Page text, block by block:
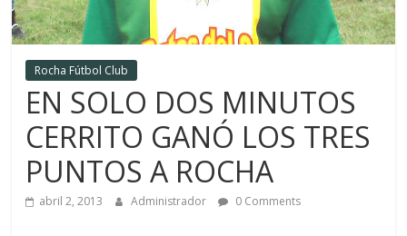
Rocha Fútbol Club
EN SOLO DOS MINUTOS
CERRITO GANÓ LOS TRES
PUNTOS A ROCHA
abril 2, 2013 Administrador 0 Comments